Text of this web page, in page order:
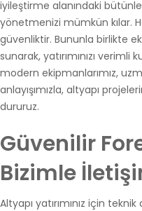
iyileştirme alanındaki
yönetmenizi mümkün kılar.
güvenliktir. Bununla birlikte
sunarak, yatırımınızı verimli
modern ekipmanlarımız,
anlayışımızla, altyapı
dururuz.
Güvenilir
Bizimle
Altyapı yatırımınız için